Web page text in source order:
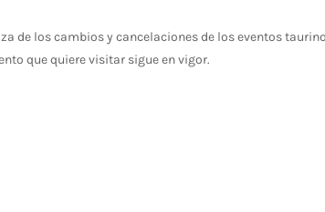
de los cambios y cancelaciones de los eventos
que quiere visitar sigue en vigor.